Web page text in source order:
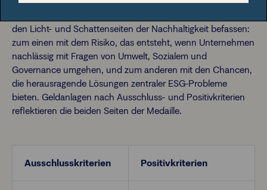
den Licht- und Schattenseiten der Nachhaltigkeit befassen:
zum einen mit dem Risiko, das entsteht, wenn Unternehmen
nachlässig mit Fragen von Umwelt, Sozialem und
Governance umgehen, und zum anderen mit den Chancen,
die herausragende Lösungen zentraler ESG-Probleme
bieten. Geldanlagen nach Ausschluss- und Positivkriterien
reflektieren die beiden Seiten der Medaille.
Ausschlusskriterien Positivkriterien